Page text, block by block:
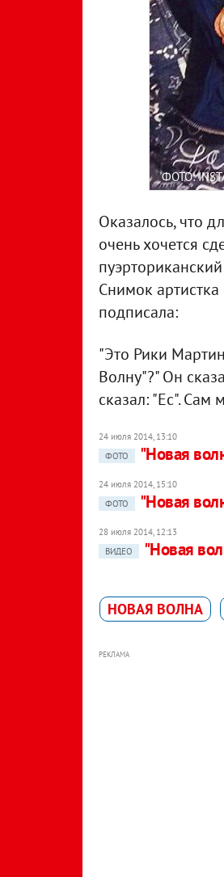
ФОТО:
Оказалось, что
очень хочется
Снимок
подписала:
"Это Рики
Волну"?" Он
сказал: "Ес".
24 июля 2014, 13:10
ФОТО
"Новая
24 июля 2014, 15:10
ФОТО
"Новая
28 июля 2014, 12:13
ВИДЕО
"Новая
НОВАЯ ВОЛНА
РЕКЛАМА